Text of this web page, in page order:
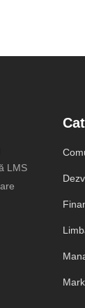
LMS